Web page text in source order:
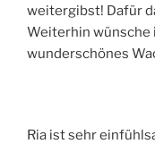
weitergibst! Dafür
Weiterhin wünsche
wunderschönes
Ria ist sehr